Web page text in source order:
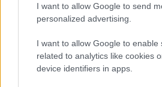
I want to allow Google to send
personalized advertising.
I want to allow Google to enable
related to analytics like cookies
device identifiers in apps.
Διαβάστε σχετικά
Sia: Στα άκρα η
της